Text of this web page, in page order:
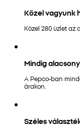
Közel vagyunk
Közel 280 üzlet az
Mindig
A Pepco-ban
árakon.
Széles